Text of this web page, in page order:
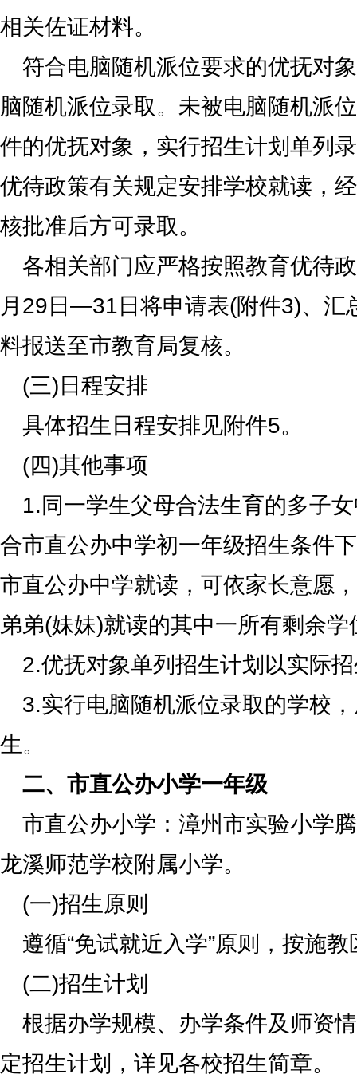
相关佐证材料。
符合电脑随机派位要求的优抚对
脑随机派位录取。未被电脑随机派
件的优抚对象，实行招生计划单列
优待政策有关规定安排学校就读，
核批准后方可录取。
各相关部门应严格按照教育优待
月29日—31日将申请表(附件3)、汇
料报送至市教育局复核。
(三)日程安排
具体招生日程安排见附件5。
(四)其他事项
1.同一学生父母合法生育的多子
合市直公办中学初一年级招生条件
市直公办中学就读，可依家长意愿
弟弟(妹妹)就读的其中一所有剩余
2.优抚对象单列招生计划以实际
3.实行电脑随机派位录取的学校
生。
二、市直公办小学一年级
市直公办小学：漳州市实验小学
龙溪师范学校附属小学。
(一)招生原则
遵循“免试就近入学”原则，按施
(二)招生计划
根据办学规模、办学条件及师资
定招生计划，详见各校招生简章。